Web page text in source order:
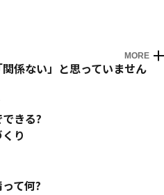
MORE
係ない」と思っていません
?
うして?
のせい?
妊娠する?
て?
たらわかるの?
本当?
きる?
くなるの?
る期間は長くなる?
必要なホルモンの分泌が低下
り
妊基本検査」はどこで受けら
たら?
て何?